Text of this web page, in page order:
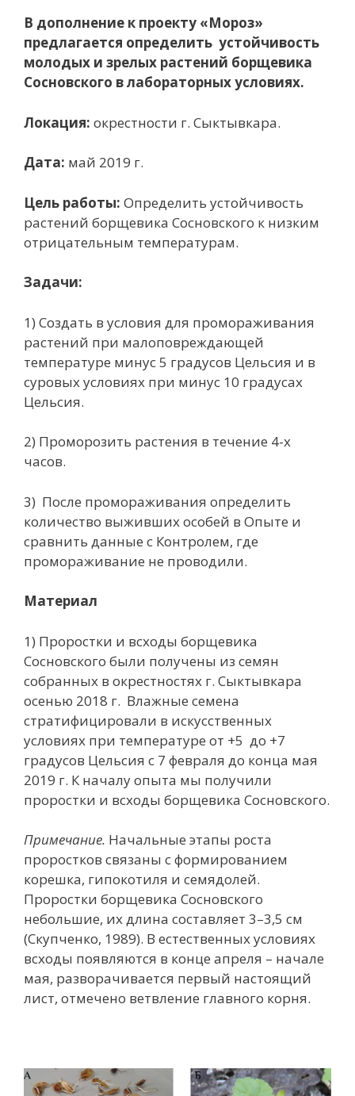
В дополнение к проекту «Мороз»
предлагается определить устойчивость
молодых и зрелых растений борщевика
Сосновского в лабораторных условиях.
Локация: окрестности г. Сыктывкара.
Дата: май 2019 г.
Цель работы: Определить устойчивость
растений борщевика Сосновского к низким
отрицательным температурам.
Задачи:
1) Создать в условия для промораживания
растений при малоповреждающей
температуре минус 5 градусов Цельсия и в
суровых условиях при минус 10 градусах
Цельсия.
2) Проморозить растения в течение 4-х
часов.
3) После промораживания определить
количество выживших особей в Опыте и
сравнить данные с Контролем, где
промораживание не проводили.
Материал
1) Проростки и всходы борщевика
Сосновского были получены из семян
собранных в окрестностях г. Сыктывкара
осенью 2018 г. Влажные семена
стратифицировали в искусственных
условиях при температуре от +5 до +7
градусов Цельсия с 7 февраля до конца мая
2019 г. К началу опыта мы получили
проростки и всходы борщевика Сосновского.
Примечание. Начальные этапы роста
проростков связаны с формированием
корешка, гипокотиля и семядолей.
Проростки борщевика Сосновского
небольшие, их длина составляет 3–3,5 см
(Скупченко, 1989). В естественных условиях
всходы появляются в конце апреля – начале
мая, разворачивается первый настоящий
лист, отмечено ветвление главного корня.